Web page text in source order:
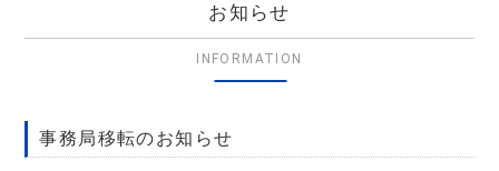
お知らせ
INFORMATION
事務局移転のお知らせ